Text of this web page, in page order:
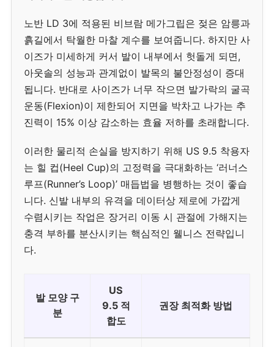
노반 LD 3에 적용된 비브람 메가그립은 젖은 암릉과
흙길에서 탁월한 마찰 계수를 보여줍니다. 하지만 사
이즈가 미세하게 커서 발이 내부에서 헛돌게 되면,
아웃솔의 성능과 관계없이 발목의 불안정성이 증대
됩니다. 반대로 사이즈가 너무 작으면 발가락의 굴곡
운동(Flexion)이 제한되어 지면을 박차고 나가는 추
진력이 15% 이상 감소하는 효율 저하를 초래합니다.
이러한 물리적 손실을 방지하기 위해 US 9.5 착용자
는 힐 컵(Heel Cup)의 고정력을 극대화하는 ‘러너스
루프(Runner’s Loop)’ 매듭법을 병행하는 것이 좋습
니다. 신발 내부의 유격을 데이터상 제로에 가깝게
수렴시키는 작업은 장거리 이동 시 관절에 가해지는
충격 부하를 분산시키는 핵심적인 웰니스 전략입니
다.
발 모양 구
분
US
9.5 적
합도
권장 최적화 방법